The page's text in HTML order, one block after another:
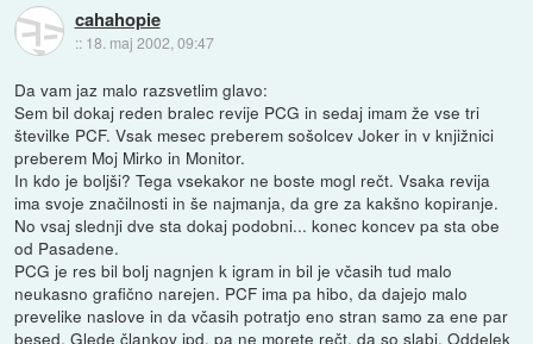
cahahopie
:: 18. maj 2002, 09:47
Da vam jaz malo razsvetlim glavo:
Sem bil dokaj reden bralec revije PCG in sedaj imam že vse tri
številke PCF. Vsak mesec preberem sošolcev Joker in v knjižnici
preberem Moj Mirko in Monitor.
In kdo je boljši? Tega vsekakor ne boste mogl rečt. Vsaka revija
ima svoje značilnosti in še najmanja, da gre za kakšno kopiranje.
No vsaj slednji dve sta dokaj podobni... konec koncev pa sta obe
od Pasadene.
PCG je res bil bolj nagnjen k igram in bil je včasih tud malo
neukasno grafično narejen. PCF ima pa hibo, da dajejo malo
prevelike naslove in da včasih potratjo eno stran samo za ene par
besed. Glede člankov ipd. pa ne morete rečt, da so slabi. Oddelek